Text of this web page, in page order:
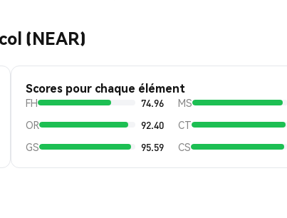
(NEAR)
Scores pour chaque élément
FH 74.96 MS
OR
92.40 CT
GS
95.59 CS